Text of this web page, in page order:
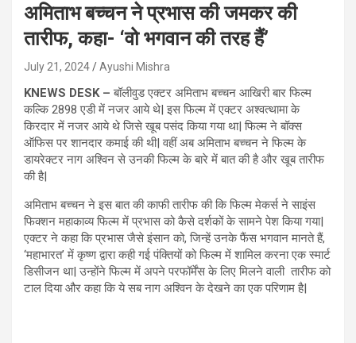
अमिताभ बच्चन ने प्रभास की जमकर की
तारीफ, कहा- ‘वो भगवान की तरह हैं’
July 21, 2024 Ayushi Mishra
KNEWS DESK –बॉलीवुड एक्टर अमिताभ बच्चन आखिरी बार फिल्म
कल्कि 2898 एडी में नजर आये थे| इस फिल्म में एक्टर अश्वत्थामा के
किरदार में नजर आये थे जिसे खूब पसंद किया गया था| फिल्म ने बॉक्स
ऑफिस पर शानदार कमाई की थी| वहीं अब अमिताभ बच्चन ने फिल्म के
डायरेक्टर नाग अश्विन से उनकी फिल्म के बारे में बात की है और खूब तारीफ
की है|
अमिताभ बच्चन ने इस बात की काफी तारीफ की कि फिल्म मेकर्स ने साइंस
फिक्शन महाकाव्य फिल्म में प्रभास को कैसे दर्शकों के सामने पेश किया गया|
एक्टर ने कहा कि प्रभास जैसे इंसान को, जिन्हें उनके फैंस भगवान मानते हैं,
‘महाभारत’ में कृष्ण द्वारा कही गई पंक्तियों को फिल्म में शामिल करना एक स्मार्ट
डिसीजन था| उन्होंने फिल्म में अपने परफॉर्मेंस के लिए मिलने वाली तारीफ को
टाल दिया और कहा कि ये सब नाग अश्विन के देखने का एक परिणाम है|